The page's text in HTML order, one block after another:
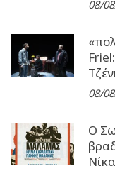
08/
08/
Ο